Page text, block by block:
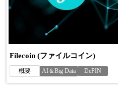
Filecoin (ファイルコイン)
概要 AI＆Big Data DePIN